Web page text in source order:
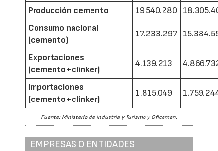
Producción cemento 19.540.280
Consumo nacional
(cemento)
17.233.297
Exportaciones
(cemento+clínker)
4.139.213
Importaciones
(cemento+clínker)
1.815.049
Fuente: Ministerio de Industria y Turismo y Oficemen.
EMPRESAS O ENTIDADES